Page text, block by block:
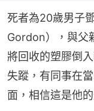
死者為20歲男子
Gordon），與父
將回收的塑膠倒
失蹤，有同事在
面，相信這是他